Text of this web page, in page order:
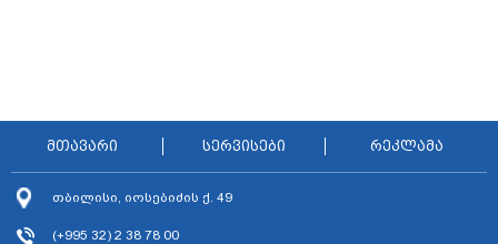
მთავარი სერვისები რეკლამა
თბილისი, იოსებიძის ქ. 49
(+995 32) 2 38 78 00